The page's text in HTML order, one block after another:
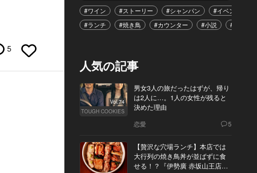
5
#ワイン #ストーリー #シャンパン #イベント
#ランチ
#焼き鳥 #カウンター #小説 #恋愛
人気の記事
Vol.74
TOUGH COOKIES
男女3人の旅だったはずが、帰り
は2人に…。1人の女性が残ると
決めた理由
恋愛 5
【贅沢な穴場ランチ】本店では
大行列の焼き鳥丼が並ばずに食
せる！？『伊勢廣 赤坂山王店』